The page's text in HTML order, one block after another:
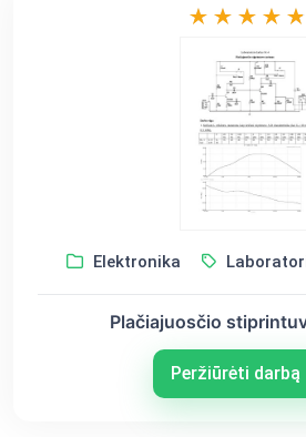
Elektronika
Plačiajuosčio
Peržiūrėti darbą